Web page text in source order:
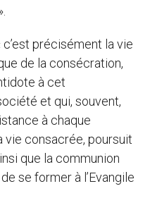
précisément la vie
de la consécration,
à cet
et qui, souvent,
à chaque
vie consacrée, poursuit
que la communion
se former à l’Evangile